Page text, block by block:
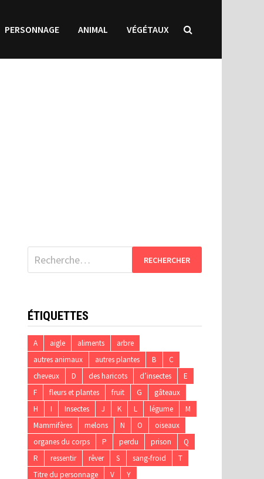
PERSONNAGE ANIMAL VÉGÉTAUX
Rechercher :
ÉTIQUETTES
A aigle aliments
arbre
autres animaux
autres plantes B
C
cheveux
D des haricots d’insectes
E
F
fleurs et plantes fruit G
gâteaux
H
I Insectes J K L légume
M
Mammifères
melons N O
oiseaux
organes du corps
P perdu prison
Q
R
ressentir rêver S sang-froid
T
Titre du personnage
V Y